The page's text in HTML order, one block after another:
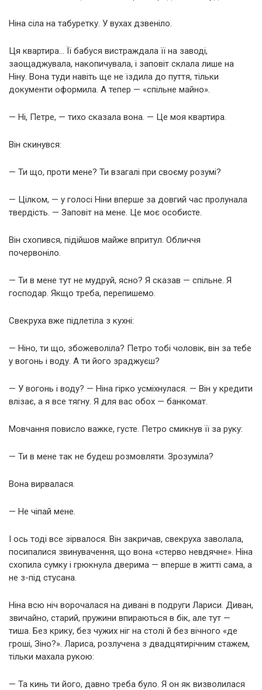
Ніна сіла на табуретку. У вухах дзвеніло.
Ця квартира… Її бабуся вистраждала її на заводі,
заощаджувала, накопичувала, і заповіт склала лише на
Ніну. Вона туди навіть ще не їздила до пуття, тільки
документи оформила. А тепер — «спільне майно».
— Ні, Петре, — тихо сказала вона. — Це моя квартира.
Він скинувся:
— Ти що, проти мене? Ти взагалі при своєму розумі?
— Цілком, — у голосі Ніни вперше за довгий час пролунала
твердість. — Заповіт на мене. Це моє особисте.
Він схопився, підійшов майже впритул. Обличчя
почервоніло.
— Ти в мене тут не мудруй, ясно? Я сказав — спільне. Я
господар. Якщо треба, перепишемо.
Свекруха вже підлетіла з кухні:
— Ніно, ти що, збожеволіла? Петро тобі чоловік, він за тебе
у вогонь і воду. А ти його зраджуєш?
— У вогонь і воду? — Ніна гірко усміхнулася. — Він у кредити
влізає, а я все тягну. Я для вас обох — банкомат.
Мовчання повисло важке, густе. Петро смикнув її за руку:
— Ти в мене так не будеш розмовляти. Зрозуміла?
Вона вирвалася.
— Не чіпай мене.
І ось тоді все зірвалося. Він закричав, свекруха заволала,
посипалися звинувачення, що вона «стерво невдячне». Ніна
схопила сумку і грюкнула дверима — вперше в житті сама, а
не з-під стусана.
Ніна всю ніч ворочалася на дивані в подруги Лариси. Диван,
звичайно, старий, пружини впираються в бік, але тут —
тиша. Без крику, без чужих ніг на столі й без вічного «де
гроші, Зіно?». Лариса, розлучена з двадцятирічним стажем,
тільки махала рукою:
— Та кинь ти його, давно треба було. Я он як визволилася